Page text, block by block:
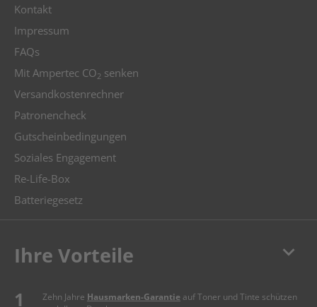
Kontakt
Impressum
FAQs
Mit Ampertec CO2 senken
Versandkostenrechner
Patronencheck
Gutscheinbedingungen
Soziales Engagement
Re-Life-Box
Batteriegesetz
keyboard_arrow_down
Ihre Vorteile
Zehn Jahre Hausmarken-Garantie auf Toner und Tinte schützen